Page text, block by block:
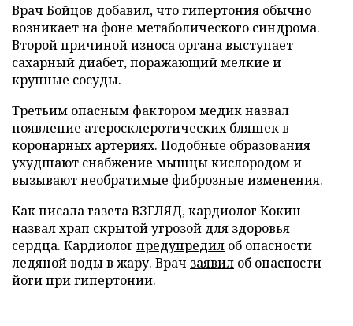
Врач Бойцов добавил, что гипертония обычно
возникает на фоне метаболического синдрома.
Второй причиной износа органа выступает
сахарный диабет, поражающий мелкие и
крупные сосуды.
Третьим опасным фактором медик назвал
появление атеросклеротических бляшек в
коронарных артериях. Подобные образования
ухудшают снабжение мышцы кислородом и
вызывают необратимые фиброзные изменения.
Как писала газета ВЗГЛЯД, кардиолог Кокин
назвал храп скрытой угрозой для здоровья
сердца. Кардиолог предупредил об опасности
ледяной воды в жару. Врач заявил об опасности
йоги при гипертонии.